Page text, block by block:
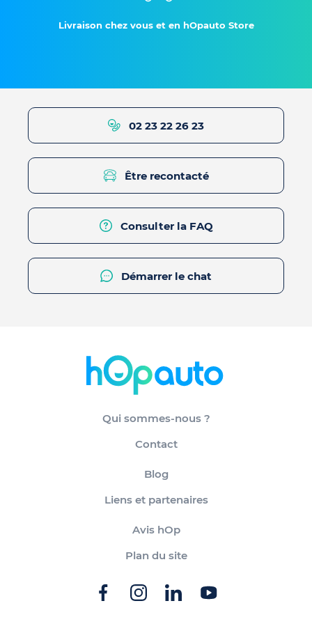
Livraison chez vous et en hOpauto Store
02 23 22 26 23
Être recontacté
Consulter la FAQ
Démarrer le chat
Qui sommes-nous ?
Contact
Blog
Liens et partenaires
Avis hOp
Plan du site